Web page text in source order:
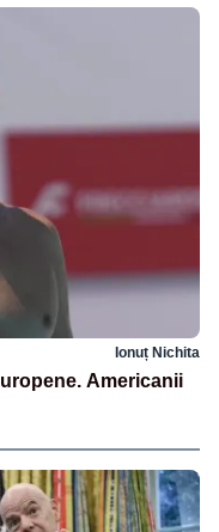
Ionuț Nichita
Americanii